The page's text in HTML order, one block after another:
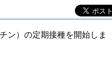
ン）の定期接種を開始しま